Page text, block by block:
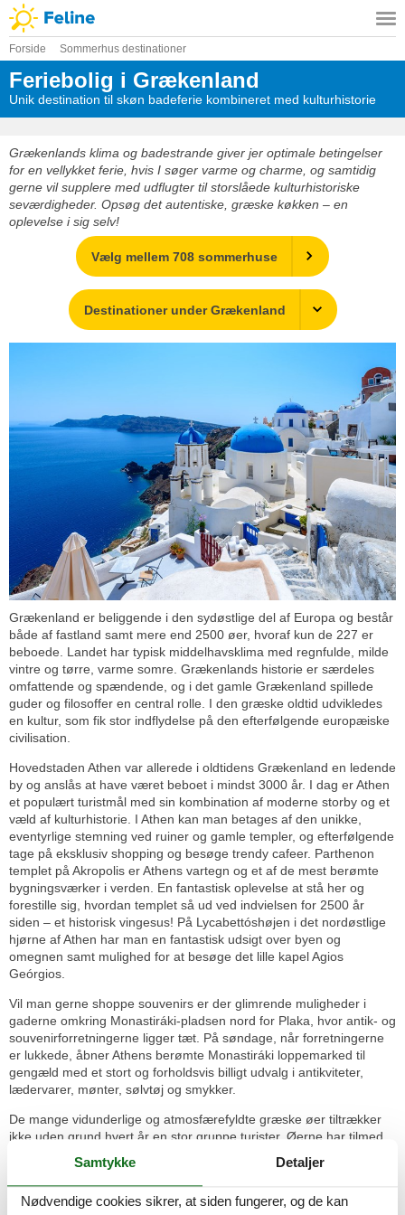
Forside Sommerhus destinationer
Feriebolig i Grækenland
Unik destination til skøn badeferie kombineret med kulturhistorie
Grækenlands klima og badestrande giver jer optimale betingelser
for en vellykket ferie, hvis I søger varme og charme, og samtidig
gerne vil supplere med udflugter til storslåede kulturhistoriske
seværdigheder. Opsøg det autentiske, græske køkken – en
oplevelse i sig selv!
Vælg mellem 708 sommerhuse
Destinationer under Grækenland
Grækenland er beliggende i den sydøstlige del af Europa og består
både af fastland samt mere end 2500 øer, hvoraf kun de 227 er
beboede. Landet har typisk middelhavsklima med regnfulde, milde
vintre og tørre, varme somre. Grækenlands historie er særdeles
omfattende og spændende, og i det gamle Grækenland spillede
guder og filosoffer en central rolle. I den græske oldtid udvikledes
en kultur, som fik stor indflydelse på den efterfølgende europæiske
civilisation.
Hovedstaden Athen var allerede i oldtidens Grækenland en ledende
by og anslås at have været beboet i mindst 3000 år. I dag er Athen
et populært turistmål med sin kombination af moderne storby og et
væld af kulturhistorie. I Athen kan man betages af den unikke,
eventyrlige stemning ved ruiner og gamle templer, og efterfølgende
tage på eksklusiv shopping og besøge trendy cafeer. Parthenon
templet på Akropolis er Athens vartegn og et af de mest berømte
bygningsværker i verden. En fantastisk oplevelse at stå her og
forestille sig, hvordan templet så ud ved indvielsen for 2500 år
siden – et historisk vingesus! På Lycabettóshøjen i det nordøstlige
hjørne af Athen har man en fantastisk udsigt over byen og
omegnen samt mulighed for at besøge det lille kapel Agios
Geórgios.
Vil man gerne shoppe souvenirs er der glimrende muligheder i
gaderne omkring Monastiráki-pladsen nord for Plaka, hvor antik- og
souvenirforretningerne ligger tæt. På søndage, når forretningerne
er lukkede, åbner Athens berømte Monastiráki loppemarked til
gengæld med et stort og forholdsvis billigt udvalg i antikviteter,
lædervarer, mønter, sølvtøj og smykker.
De mange vidunderlige og atmosfærefyldte græske øer tiltrækker
ikke uden grund hvert år en stor gruppe turister. Øerne har tilmed
meget kulturhistorisk at byde på, men er dog først og fremmest
kendt for skønne sandstrande og azurblåt badevand, der sammen
med det autentiske, græske køkken ikke kan undgå at danne basis
for den vellykket ferie for hele familien. Det er stadig muligt at finde
Samtykke Detaljer
Nødvendige cookies sikrer, at siden fungerer, og de kan